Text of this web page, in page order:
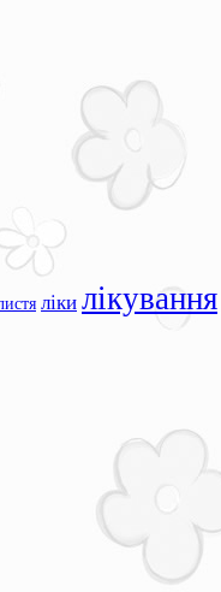
ліки лікування